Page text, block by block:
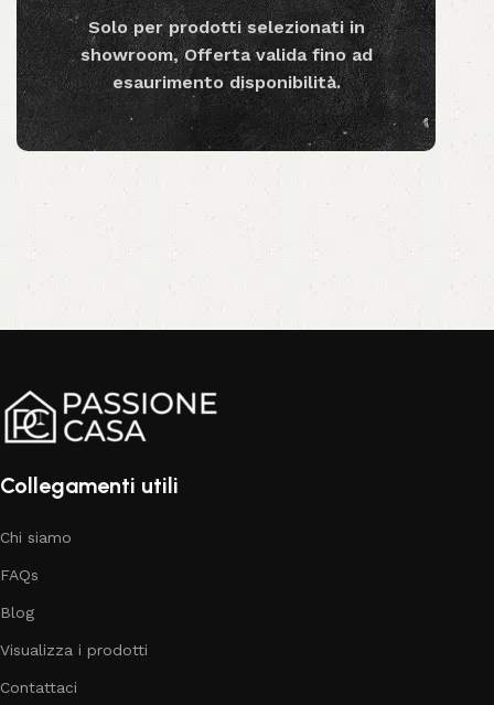
Solo per prodotti selezionati in
showroom, Offerta valida fino ad
esaurimento disponibilità.
Collegamenti utili
Chi siamo
FAQs
Blog
Visualizza i prodotti
Contattaci